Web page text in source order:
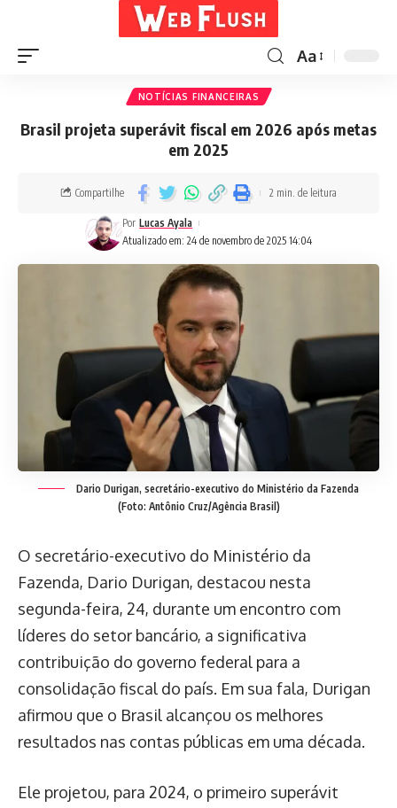
Aa
NOTÍCIAS FINANCEIRAS
Brasil projeta superávit fiscal em 2026 após metas
em 2025
Atualizado em: 24 de novembro de 2025 14:04
Por Lucas Ayala
Compartilhe 2 min. de leitura
Dario Durigan, secretário-executivo do Ministério da Fazenda
(Foto: Antônio Cruz/Agência Brasil)
O secretário-executivo do Ministério da
Fazenda, Dario Durigan, destacou nesta
segunda-feira, 24, durante um encontro com
líderes do setor bancário, a significativa
contribuição do governo federal para a
consolidação fiscal do país. Em sua fala, Durigan
afirmou que o Brasil alcançou os melhores
resultados nas contas públicas em uma década.
Ele projetou, para 2024, o primeiro superávit